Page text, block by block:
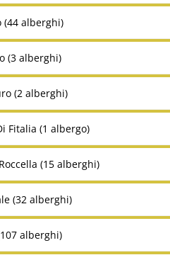
(44 alberghi)
(3 alberghi)
(2 alberghi)
Fitalia (1 albergo)
(15 alberghi)
(32 alberghi)
alberghi)